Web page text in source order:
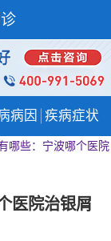
病因 疾病症状
哪些：宁波哪个医院
医院治银屑